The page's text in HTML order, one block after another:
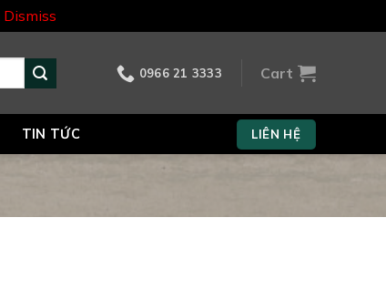
Dismiss
0966 21 3333 Cart
TIN TỨC LIÊN HỆ